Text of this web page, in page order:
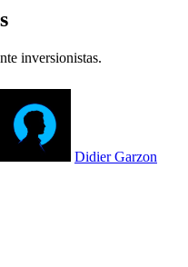
inversionistas.
Didier Garzon